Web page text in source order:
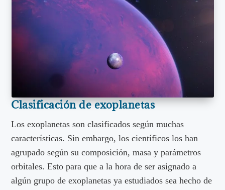
Clasificación de exoplanetas
Los exoplanetas son clasificados según muchas
características. Sin embargo, los científicos los han
agrupado según su composición, masa y parámetros
orbitales. Esto para que a la hora de ser asignado a
algún grupo de exoplanetas ya estudiados sea hecho de